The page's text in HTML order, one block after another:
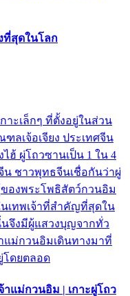
ที่สุดในโลก
าะเล็กๆ ที่ตั้งอยู่ในส่วน
ลเจ้อเจียง ประเทศจีน
ฮ้ ผู่โถวซานเป็น 1 ใน 4
ชาวพุทธจีนเชื่อกันว่าผู่
องพระโพธิสัตว์กวนอิม
เทพเจ้าที่สำคัญที่สุดใน
จึงมีผู้แสวงบุญจากทั่ว
แม่กวนอิมเดินทางมาที่
โดยตลอด
แม่กวนอิม | เกาะผู่โถว